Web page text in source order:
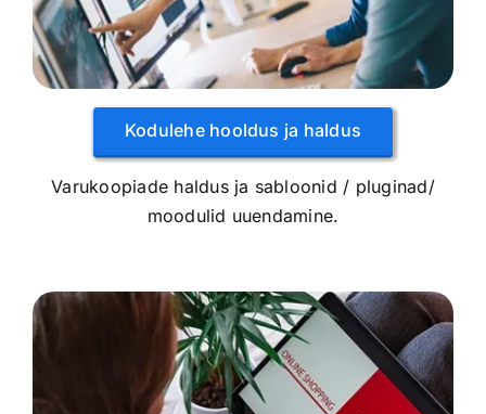
Kodulehe hooldus ja haldus
Varukoopiade haldus ja sabloonid / pluginad/
moodulid uuendamine.